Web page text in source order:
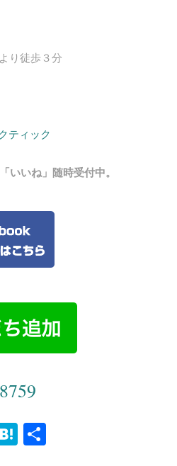
り徒歩３分
ティック
いいね」随時受付中。
H